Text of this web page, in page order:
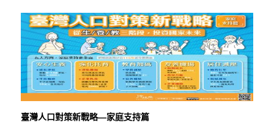
臺灣人口對策新戰略—家庭支持篇